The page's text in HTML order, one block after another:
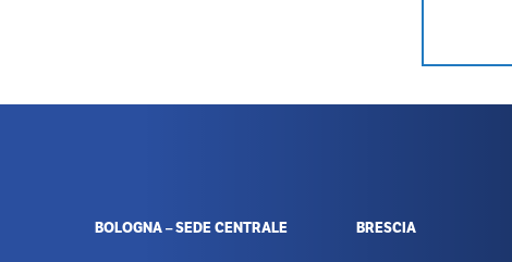
BOLOGNA – SEDE CENTRALE BRESCIA